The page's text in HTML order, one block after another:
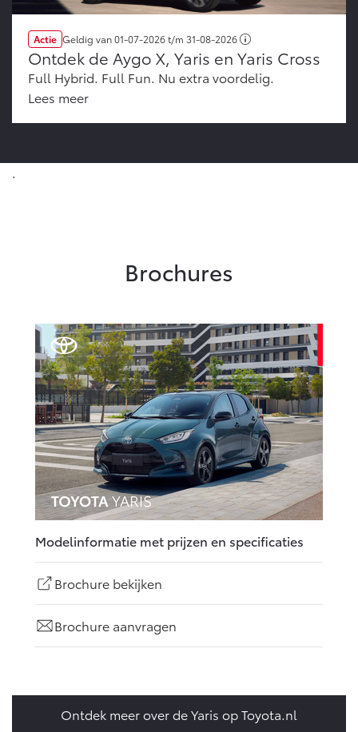
Actie Geldig van01-07-2026t/m 31-08-2026
Ontdek de Aygo X, Yaris en Yaris Cross
Full Hybrid. Full Fun. Nu extra voordelig.
Lees meer
.
Brochures
Modelinformatie met prijzen en specificaties
Brochure bekijken
Brochure aanvragen
Ontdek meer over de Yaris op Toyota.nl